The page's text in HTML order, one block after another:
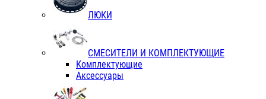
ЛЮКИ
СМЕСИТЕЛИ И КОМПЛЕКТУЮЩИЕ
Комплектующие
Аксессуары